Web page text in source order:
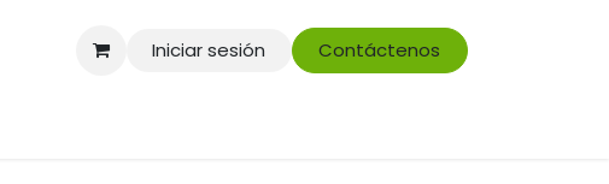
Iniciar sesión Contáctenos